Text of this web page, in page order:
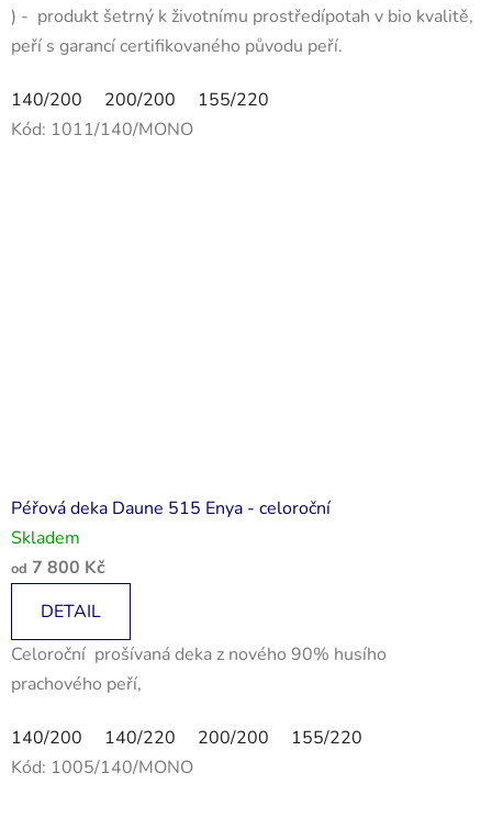
) - produkt šetrný k životnímu prostředípotah v bio kvalitě,
peří s garancí certifikovaného původu peří.
140/200 200/200
155/220
Kód: 1011/140/MONO
Péřová deka Daune 515 Enya - celoroční
Skladem
od 7 800 Kč
DETAIL
Celoroční prošívaná deka z nového 90% husího
prachového peří,
140/200 140/220 200/200
155/220
Kód: 1005/140/MONO